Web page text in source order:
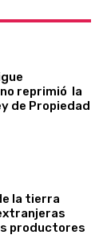
reprimió la
de Propiedad
la tierra
productores